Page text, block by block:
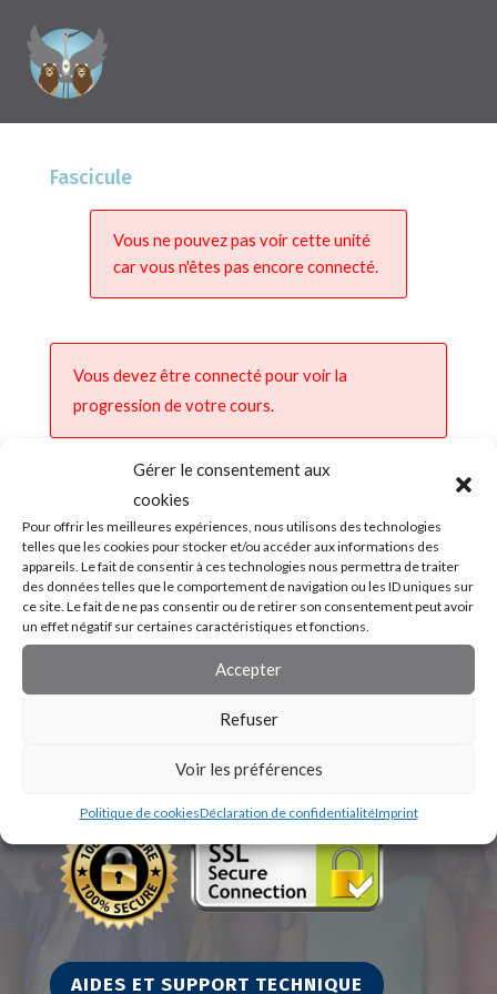
Gérer le consentement aux
cookies
Pour offrir les meilleures expériences, nous utilisons des technologies
telles que les cookies pour stocker et/ou accéder aux informations des
appareils. Le fait de consentir à ces technologies nous permettra de traiter
des données telles que le comportement de navigation ou les ID uniques sur
ce site. Le fait de ne pas consentir ou de retirer son consentement peut avoir
un effet négatif sur certaines caractéristiques et fonctions.
Accepter
Refuser
Voir les préférences
Politique de cookiesDéclaration de confidentialitéImprint
Fascicule
Vous ne pouvez pas voir cette unité
car vous n'êtes pas encore connecté.
Vous devez être connecté pour voir la
progression de votre cours.
AIDES ET SUPPORT TECHNIQUE